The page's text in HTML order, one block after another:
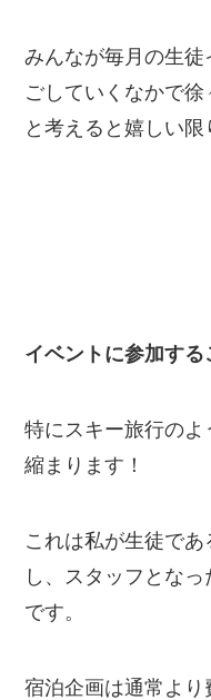
みんなが毎月の生
ごしていくなかで
と考えると嬉しい限
イベントに参加す
特にスキー旅行のよ
縮まります！
これは私が生徒で
し、スタッフとな
です。
宿泊企画は通常より